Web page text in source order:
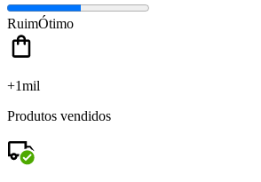
RuimÓtimo
+1mil
Produtos vendidos